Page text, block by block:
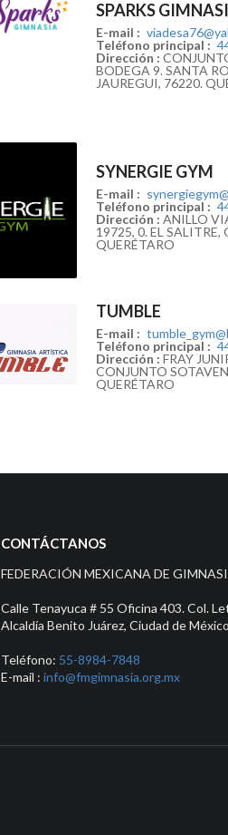
SPARKS
E-mail :
Teléfono principal :
Dirección :
BODEGA 9. SANTA
JAUREGUI, 76220.
SYNERGIE GYM
E-mail :
Teléfono principal :
Dirección : ANILLO
19725, 0. EL SALITRE,
QUERÉTARO
TUMBLE
E-mail :
Teléfono principal :
Dirección : FRAY
CONJUNTO
QUERÉTARO
CONTÁCTANOS
FEDERACIÓN MEXICANA DE
Calle Tenayuca # 55 Oficina 403. Col.
Alcaldía Benito Juárez, Ciudad de
Teléfono: 55-8984-7848
E-mail :info@fmgimnasia.org.mx